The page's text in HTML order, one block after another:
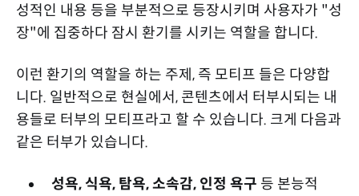
성적인 내용 등을 부분적으로 등장시키며 사용자가 "성
장"에 집중하다 잠시 환기를 시키는 역할을 합니다.
이런 환기의 역할을 하는 주제, 즉 모티프 들은 다양합
니다. 일반적으로 현실에서, 콘텐츠에서 터부시되는 내
용들로 터부의 모티프라고 할 수 있습니다. 크게 다음과
같은 터부가 있습니다.
성욕, 식욕, 탐욕, 소속감, 인정 욕구 등 본능적